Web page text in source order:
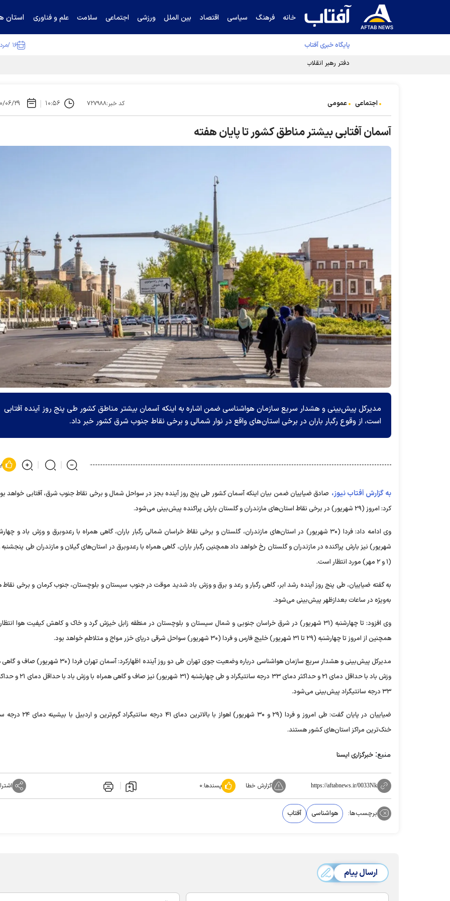
خانه فرهنگ سیاسی اقتصاد بین الملل ورزشی اجتماعی سلامت علم و فناوری استان
پایگاه خبری آفتاب ۱۶ /مرداد /۱۴۰۵
دفتر رهبر انقلاب ادعای خرازی درباره پزشکیان را تکذیب کرد
اجتماعی عمومی کد خبر:۷۲۷۹۸۸ ۱۰:۵۶ ۱۴۰۰/
آسمان آفتابی بیشتر مناطق کشور تا ‌پایان هفته
مدیرکل ‌پیش‌بینی و هشدار سریع سازمان هواشناسی ضمن اشاره به اینکه آسمان بیشتر مناطق کشور طی ‌پنج روز آینده آفتابی
است، از وقوع رگبار باران در برخی استان‌های واقع در نوار شمالی و برخی نقاط جنوب شرق کشور خبر داد.
به گزارش آفتاب نیوز، صادق ضیاییان ضمن بیان اینکه آسمان کشور طی ‌پنج روز آینده بجز در سواحل شمال و برخی نقاط جنوب شرق، آفتابی خواهد
کرد: امروز (۲۹ شهریور) در برخی نقاط استان‌های مازندران و گلستان بارش ‌پراکنده ‌پیش‌بینی می‌شود.
شهریور) نیز بارش ‌پراکنده در مازندران و گلستان رخ خواهد داد همچنین رگبار باران، گاهی همراه با رعدوبرق در استان‌های گیلان و مازندران طی
(۱ و ۲ مهر) مورد انتظار است.
به گفته ضیاییان، طی ‌پنج روز آینده رشد ابر، گاهی رگبار و رعد و برق و وزش باد شدید موقت در جنوب سیستان و بلوچستان، جنوب کرمان و برخی نقاط
به‌ویژه در ساعات بعدازظهر ‌پیش‌بینی می‌شود.
وی افزود: تا چهارشنبه (۳۱ شهریور) در شرق خراسان جنوبی و شمال سیستان و بلوچستان در منطقه زابل خیزش گرد و خاک و کاهش کیفیت هوا
همچنین از امروز تا چهارشنبه (۲۹ تا ۳۱ شهریور) خلیج فارس و فردا (۳۰ شهریور) سواحل شرقی دریای خزر مواج و متلاطم خواهد بود.
مدیرکل ‌پیش‌بینی و هشدار سریع سازمان هواشناسی درباره وضعیت جوی تهران طی دو روز آینده اظهارکرد: آسمان
وزش باد با حداقل دمای ۲۱ و حداکثر دمای ۳۳ درجه سانتیگراد و طی
۳۳ درجه سانتیگراد پیش‌بینی می‌شود.
ضیاییان در پایان گفت: طی امروز و فردا (۲۹ و ۳۰ شهریور) اهواز با
خنک‌ترین مراکز استان‌های کشور هستند.
منبع: خبرگزاری ایسنا
https://aftabnews.ir/0033Nk گزارش خطا پسندها:۰
برچسب‌ها: هواشناسی آفتاب
ارسال پیام